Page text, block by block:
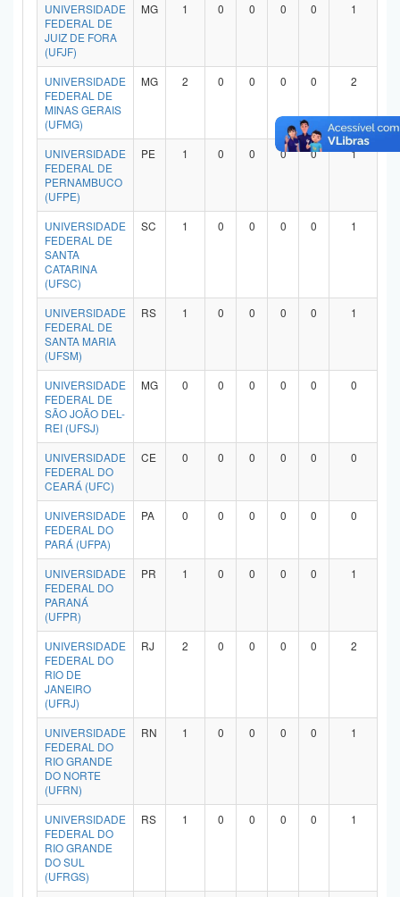
UNIVERSIDADE
FEDERAL DE
JUIZ DE FORA
(UFJF)
MG 1 0 0 0 0 1
UNIVERSIDADE
FEDERAL DE
MINAS GERAIS
(UFMG)
MG 2 0 0 0 0 2
UNIVERSIDADE
FEDERAL DE
PERNAMBUCO
(UFPE)
PE 1 0 0 0 0 1
UNIVERSIDADE
FEDERAL DE
SANTA
CATARINA
(UFSC)
SC 1 0 0 0 0 1
UNIVERSIDADE
FEDERAL DE
SANTA MARIA
(UFSM)
RS 1 0 0 0 0 1
UNIVERSIDADE
FEDERAL DE
SÃO JOÃO DEL-
REI (UFSJ)
MG 0 0 0 0 0 0
UNIVERSIDADE
FEDERAL DO
CEARÁ (UFC)
CE 0 0 0 0 0 0
UNIVERSIDADE
FEDERAL DO
PARÁ (UFPA)
PA 0 0 0 0 0 0
UNIVERSIDADE
FEDERAL DO
PARANÁ
(UFPR)
PR 1 0 0 0 0 1
UNIVERSIDADE
FEDERAL DO
RIO DE
JANEIRO
(UFRJ)
RJ 2 0 0 0 0 2
UNIVERSIDADE
FEDERAL DO
RIO GRANDE
DO NORTE
(UFRN)
RN 1 0 0 0 0 1
UNIVERSIDADE
FEDERAL DO
RIO GRANDE
DO SUL
(UFRGS)
RS 1 0 0 0 0 1